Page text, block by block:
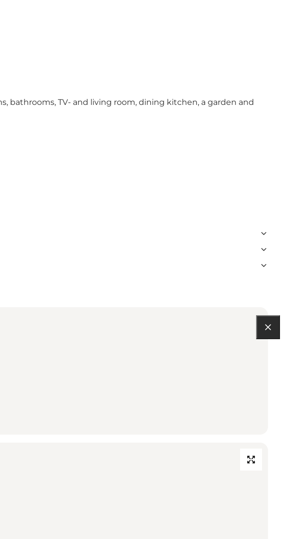
bathrooms, TV- and living room, dining kitchen, a garden and